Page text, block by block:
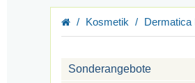
Kosmetik Dermatica
Sonderangebote